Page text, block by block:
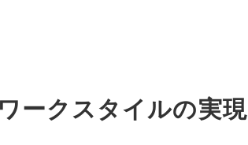
ークスタイルの実現